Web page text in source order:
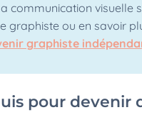
communication visuelle
graphiste ou en savoir
graphiste
pour devenir